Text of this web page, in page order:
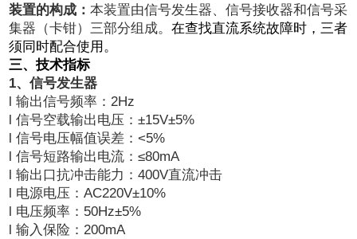
装置的构成：本装置由信号发生器、信号接收器和信号采
集器（卡钳）三部分组成。在查找直流系统故障时，三者
须同时配合使用。
三、技术指标
1、信号发生器
l 输出信号频率：2Hz
l 信号空载输出电压：±15V±5%
l 信号电压幅值误差：<5%
l 信号短路输出电流：≤80mA
l 输出口抗冲击能力：400V直流冲击
l 电源电压：AC220V±10%
l 电压频率：50Hz±5%
l 输入保险：200mA